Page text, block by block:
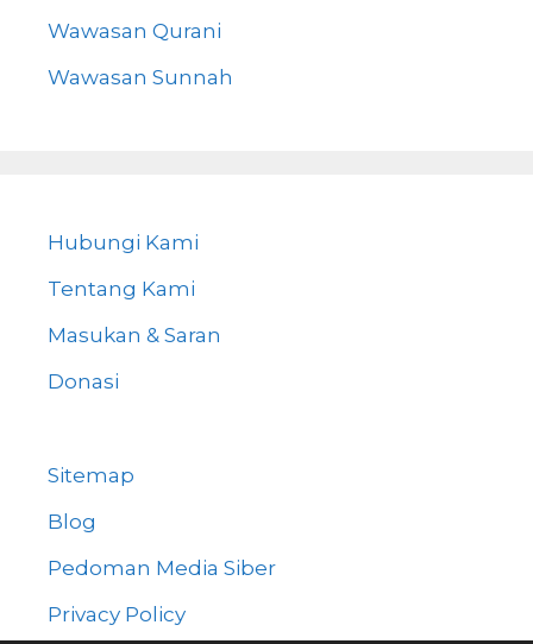
Wawasan Qurani
Wawasan Sunnah
Hubungi Kami
Tentang Kami
Masukan & Saran
Donasi
Sitemap
Blog
Pedoman Media Siber
Privacy Policy